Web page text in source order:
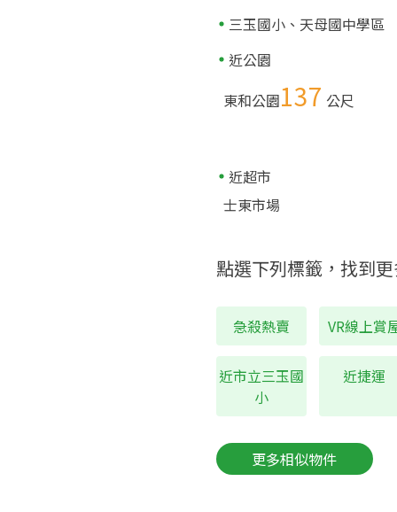
三玉國小、天母國中學區
近公園
東和公園137 公尺
近超市
士東市場
點選下列標籤，找到
急殺熱賣 VR線上賞
近市立三玉國
小
近捷運
更多相似物件